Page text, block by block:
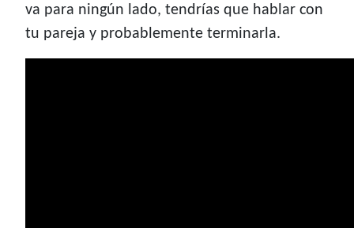
va para ningún lado, tendrías que hablar con
tu pareja y probablemente terminarla.